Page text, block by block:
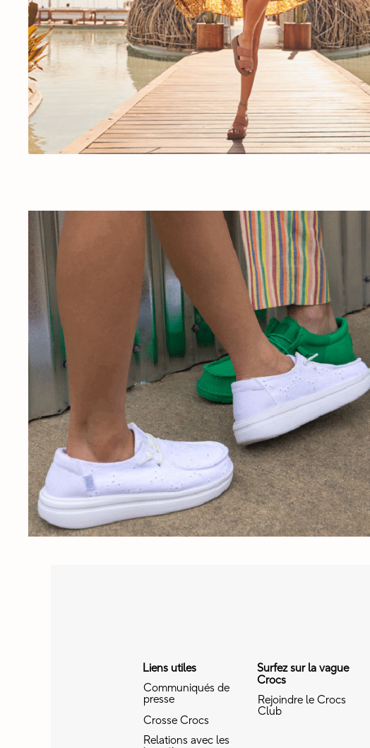
Liens utiles
Communiqués de
presse
Crosse Crocs
Relations avec les
Surfez sur la vague
Crocs
Rejoindre le Crocs
Club